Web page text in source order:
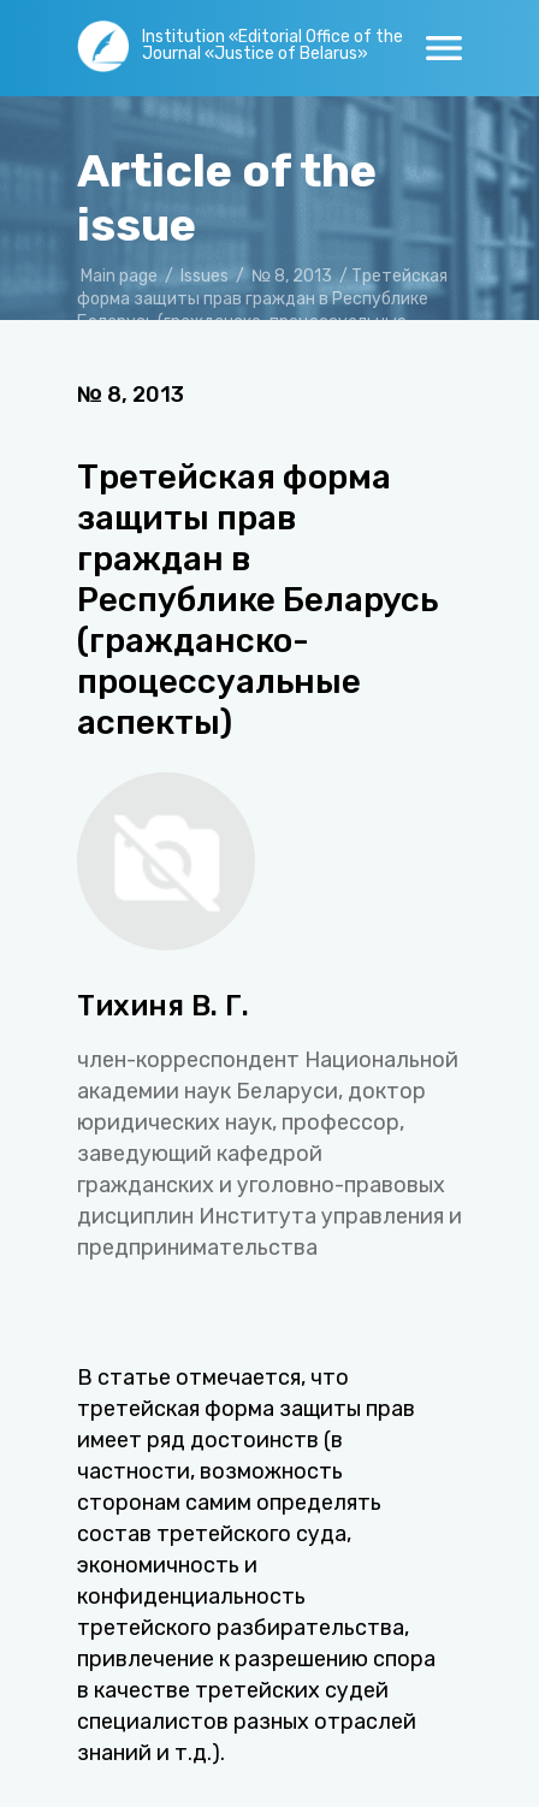
Institution «Editorial Office of the
Journal «Justice of Belarus»
Article of the
issue
Main page / Issues / № 8, 2013 / Третейская
форма защиты прав граждан в Республике
Беларусь (гражданско-процессуальные
№ 8, 2013
Третейская форма
защиты прав
граждан в
Республике Беларусь
(гражданско-
процессуальные
аспекты)
Тихиня В. Г.
член-корреспондент Национальной
академии наук Беларуси, доктор
юридических наук, профессор,
заведующий кафедрой
гражданских и уголовно-правовых
дисциплин Института управления и
предпринимательства
В статье отмечается, что
третейская форма защиты прав
имеет ряд достоинств (в
частности, возможность
сторонам самим определять
состав третейского суда,
экономичность и
конфиденциальность
третейского разбирательства,
привлечение к разрешению спора
в качестве третейских судей
специалистов разных отраслей
знаний и т.д.).